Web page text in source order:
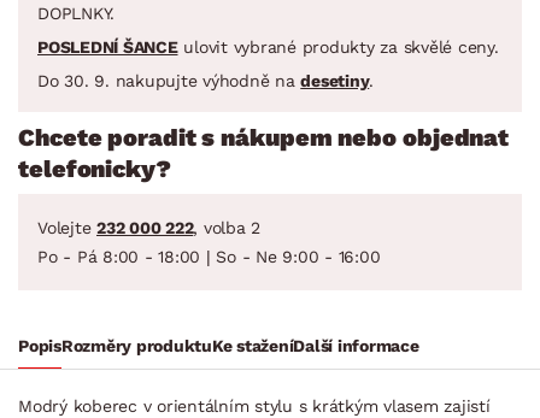
DOPLNKY.
POSLEDNÍ ŠANCEulovit vybrané produkty za skvělé ceny.
Do 30. 9. nakupujte výhodně nadesetiny.
Chcete poradit s nákupem nebo objednat
telefonicky?
Volejte 232 000 222, volba 2
Po - Pá 8:00 - 18:00 | So - Ne 9:00 - 16:00
PopisRozměry produktuKe staženíDalší informace
Modrý koberec v orientálním stylu s krátkým vlasem zajistí